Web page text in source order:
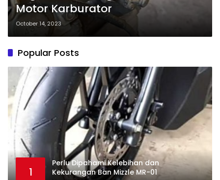
Motor Karburator
October 14, 2023
Popular Posts
1
Perlu Dipahami Kelebihan dan
Kekurangan Ban Mizzle MR-01